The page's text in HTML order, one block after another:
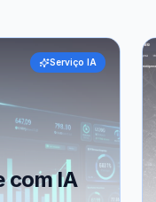
Serviço IA
com IA